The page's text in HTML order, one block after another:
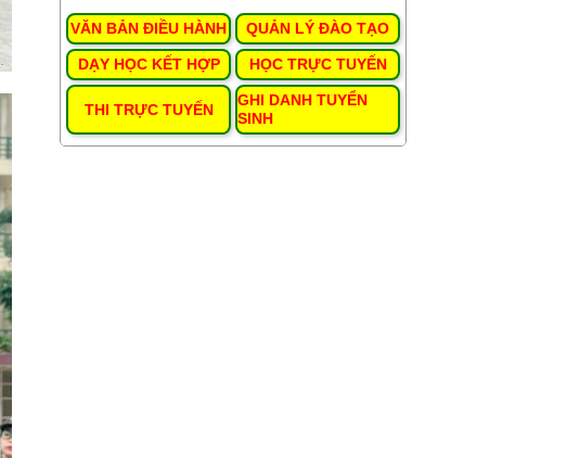
VĂN BẢN ĐIỀU HÀNH QUẢN LÝ ĐÀO TẠO
DẠY HỌC KẾT HỢP HỌC TRỰC TUYẾN
THI TRỰC TUYẾN
GHI DANH TUYỂN
SINH